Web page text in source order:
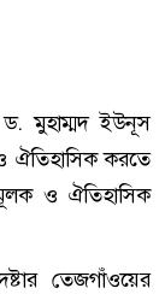
ড. মুহাম্মদ ইউনূস
ও ঐতিহাসিক করতে
ও ঐতিহাসিক
তেজগাঁওয়ের